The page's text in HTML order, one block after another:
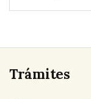
Trámites